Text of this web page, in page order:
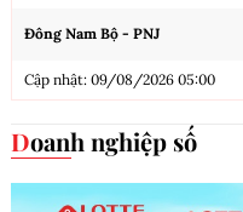
Đông Nam Bộ - PNJ
Cập nhật: 09/08/2026 05:00
Doanh nghiệp số